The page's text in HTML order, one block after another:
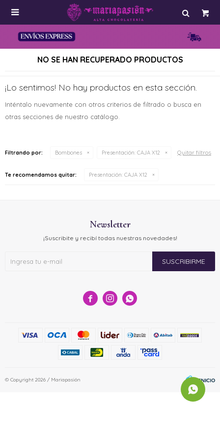

NO SE HAN RECUPERADO PRODUCTOS
¡Lo sentimos! No hay productos en esta sección.
Inténtalo nuevamente con otros criterios de filtrado o busca en
otras secciones de nuestro catálogo.
Filtrando por: Bombones Presentación: CAJA X12 Quitar filtros
Te recomendamos quitar: Presentación: CAJA X12
  
Newsletter
¡Suscribite y recibí todas nuestras novedades!
SUSCRIBIRME
© Copyright 2026 / Mariapasión